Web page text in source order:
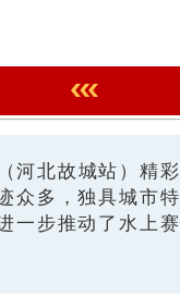
河北故城站）精彩
众多，独具城市特
一步推动了水上赛